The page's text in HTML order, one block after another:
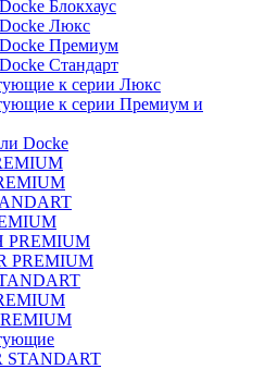
Блокхаус
Люкс
Премиум
Стандарт
к серии Люкс
к серии Премиум и
Docke
PREMIUM
PREMIUM
STANDART